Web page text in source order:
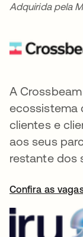
Adquirida pela
A
ecossistema
clientes e
aos seus
restante dos
Confira as